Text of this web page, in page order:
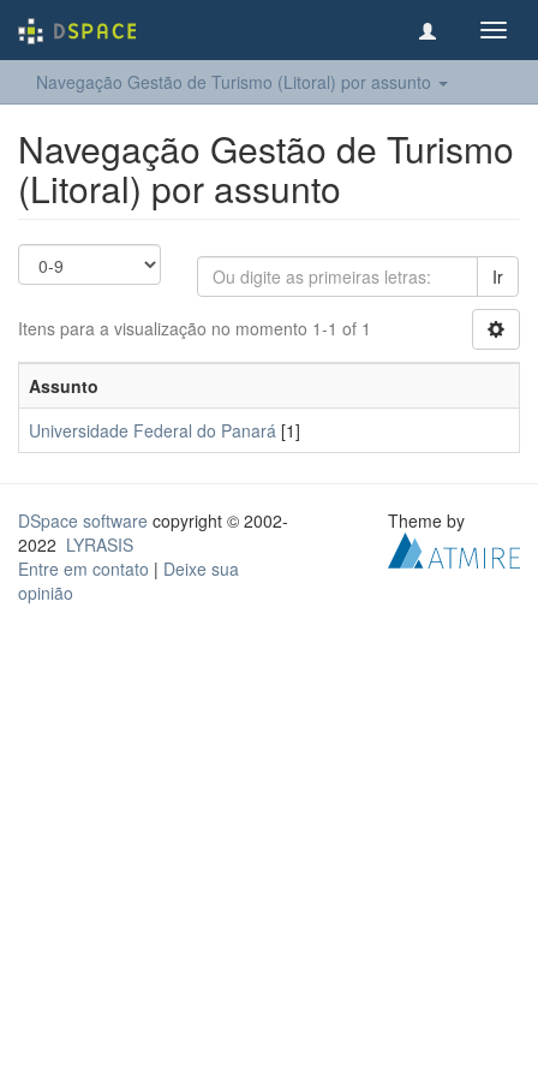
Navegação Gestão de Turismo (Litoral) por assunto
Navegação Gestão de Turismo
(Litoral) por assunto
Ir
Itens para a visualização no momento 1-1 of 1
Assunto
Universidade Federal do Panará [1]
DSpace software copyright © 2002-
2022 LYRASIS
Entre em contato | Deixe sua
opinião
Theme by